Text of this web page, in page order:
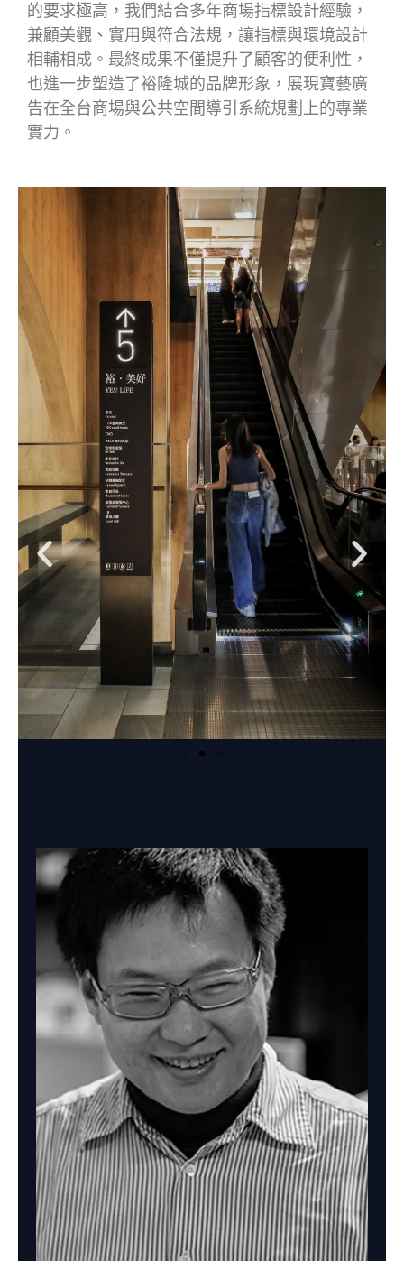
的要求極高，我們結合多年商場指標設計經驗，
兼顧美觀、實用與符合法規，讓指標與環境設計
相輔相成。最終成果不僅提升了顧客的便利性，
也進一步塑造了裕隆城的品牌形象，展現寶藝廣
告在全台商場與公共空間導引系統規劃上的專業
實力。